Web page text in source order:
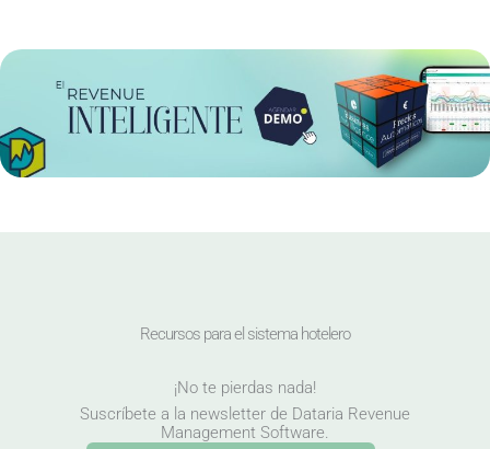
Recursos para el sistema hotelero
¡No te pierdas nada!
Suscríbete a la newsletter de Dataria Revenue
Management Software.